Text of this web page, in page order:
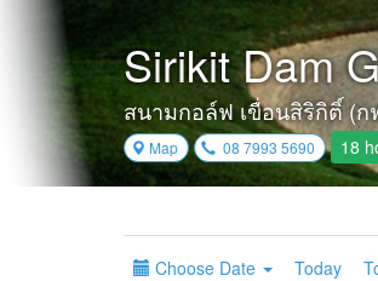
Sirikit Dam
สนามกอล์ฟ เขื่อนสิริกิติ์ (ก
Map 08 7993 5690 18
Choose Date Today